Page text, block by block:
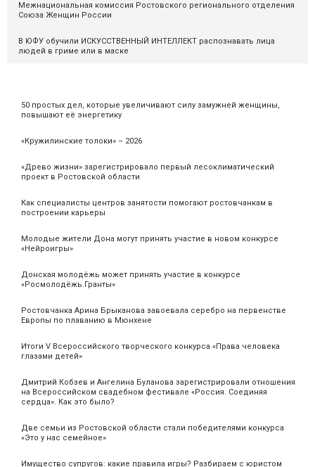
50 простых дел, которые увеличивают силу замужней женщины,
повышают её энергетику
«Кружилинские толоки» – 2026
«Древо жизни» зарегистрировало первый лесоклиматический
проект в Ростовской области
Как специалисты центров занятости помогают ростовчанкам в
построении карьеры
Молодые жители Дона могут принять участие в новом конкурсе
«Нейроигры»
Донская молодёжь может принять участие в конкурсе
«Росмолодёжь.Гранты»
Ростовчанка Арина Брыканова завоевала серебро на первенстве
Европы по плаванию в Мюнхене
Итоги V Всероссийского творческого конкурса «Права человека
глазами детей»
Дмитрий Кобзев и Ангелина Буланова зарегистрировали отношения
на Всероссийском свадебном фестивале «Россия. Соединяя
сердца». Как это было?
Две семьи из Ростовской области стали победителями конкурса
«Это у нас семейное»
Имущество супругов: какие правила игры? Разбираем с юристом
Межнациональная комиссия Ростовского регионального отделения
Союза Женщин России
В ЮФУ обучили ИСКУССТВЕННЫЙ ИНТЕЛЛЕКТ распознавать лица
людей в гриме или в маске